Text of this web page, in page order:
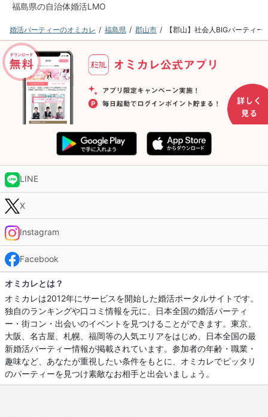
福島県の自治体婚活LMO
婚活パーティーのオミカレ 福島県 郡山市 【郡山】社会人BIGパーティ
LINE
X
Instagram
Facebook
オミカレとは？
オミカレは2012年にサービスを開始した婚活ポータルサイトです。
独自のランキングや口コミ情報を元に、日本全国の婚活パーティ
ー・街コン・出会いのイベントを見つけることができます。東京、
大阪、名古屋、札幌、福岡等の人気エリアをはじめ、日本全国の最
新婚活パーティー情報が掲載されています。参加者の年齢・職業・
趣味など、あなたが重視したい条件をもとに、オミカレでピッタリ
のパーティーを見つけ素敵なお相手と出会いましょう。